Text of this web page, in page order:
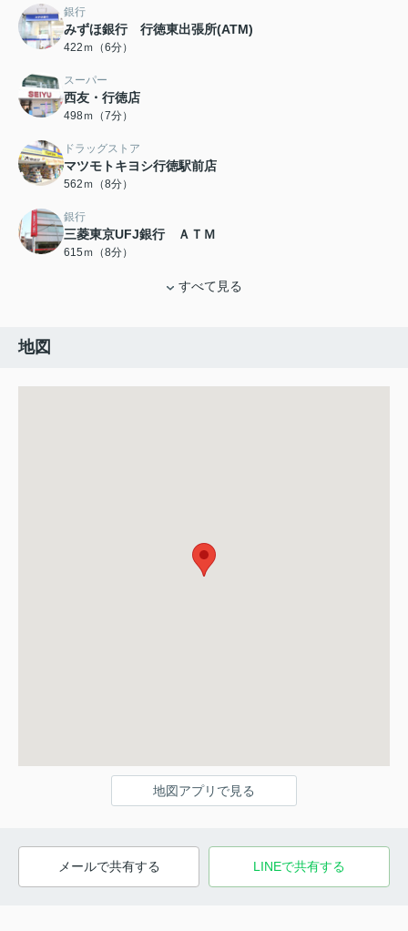
銀行
みずほ銀行 行徳東出張所(ATM)
422ｍ（6分）
スーパー
西友・行徳店
498ｍ（7分）
ドラッグストア
マツモトキヨシ行徳駅前店
562ｍ（8分）
銀行
三菱東京UFJ銀行 ＡＴＭ
615ｍ（8分）
すべて見る
地図
地図アプリで見る
メールで共有する LINEで共有する